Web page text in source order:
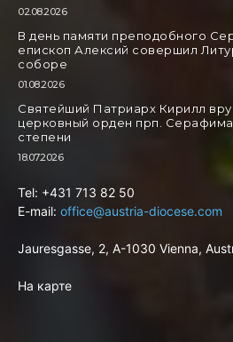
02.08.2026
В день памяти преподобного
епископ Алексий совершил
соборе
01.08.2026
Святейший Патриарх Кирилл
церковный орден прп.
степени
18.07.2026
Tel: +431 713 82 50
E-mail: office@austria-diocese.com
Jauresgasse, 2, A-1030 Vienna,
На карте